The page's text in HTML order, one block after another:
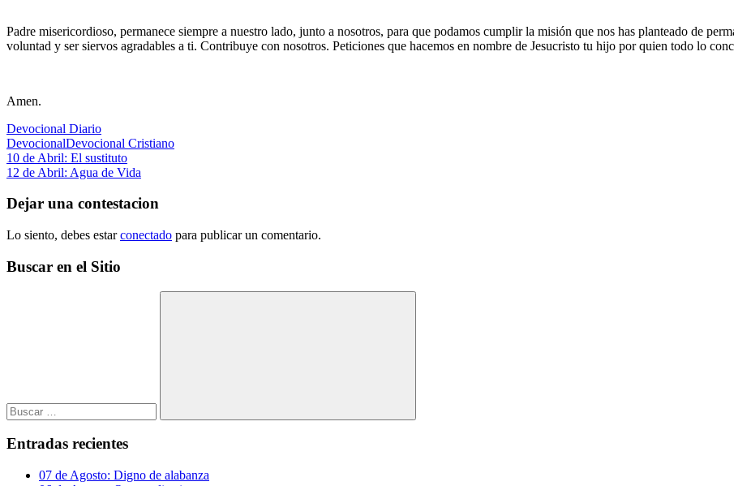
Padre misericordioso, permanece siempre a nuestro lado, junto a nosotros, para que podamos cumplir la misión que nos has planteado de
voluntad y ser siervos agradables a ti. Contribuye con nosotros. Peticiones que hacemos en nombre de Jesucristo tu hijo por quien todo lo
Amen.
Devocional Diario
DevocionalDevocional Cristiano
Navegación
de
entradas
Entrada
anterior:
10 de Abril: El sustituto
Siguiente
12 de Abril: Agua de Vida
Dejar una contestacion
Lo siento, debes estarconectado para publicar un comentario.
Buscar en el Sitio
Buscar
Entradas recientes
07 de Agosto: Digno de alabanza